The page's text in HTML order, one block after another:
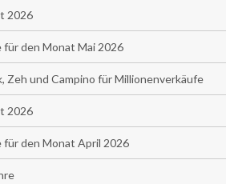
2026
den Monat Mai 2026
Zeh und Campino für Millionenverkäufe
2026
den Monat April 2026